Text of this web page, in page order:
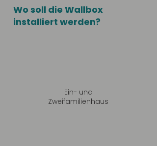
Wo soll die Wallbox
installiert werden?
Ein- und
Zweifamilienhaus